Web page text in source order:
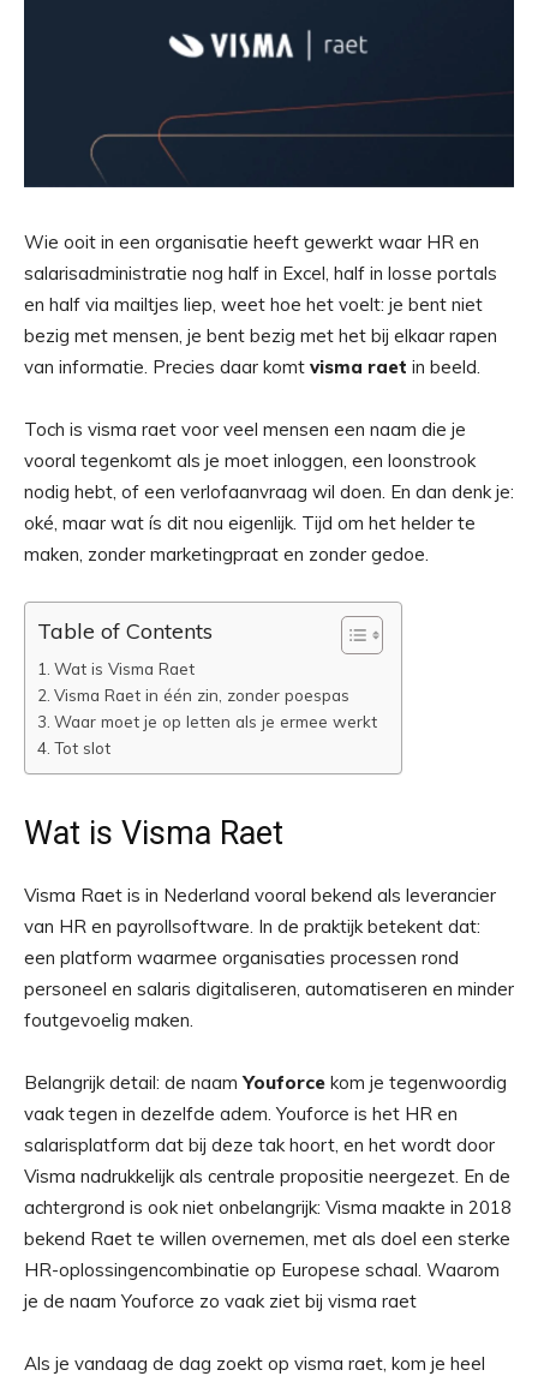
Wie ooit in een organisatie heeft gewerkt waar HR en
salarisadministratie nog half in Excel, half in losse portals
en half via mailtjes liep, weet hoe het voelt: je bent niet
bezig met mensen, je bent bezig met het bij elkaar rapen
van informatie. Precies daar komt visma raet in beeld.
Toch is visma raet voor veel mensen een naam die je
vooral tegenkomt als je moet inloggen, een loonstrook
nodig hebt, of een verlofaanvraag wil doen. En dan denk je:
oké, maar wat ís dit nou eigenlijk. Tijd om het helder te
maken, zonder marketingpraat en zonder gedoe.
Table of Contents
Wat is Visma Raet
Visma Raet in één zin, zonder poespas
Waar moet je op letten als je ermee werkt
Tot slot
Wat is Visma Raet
Visma Raet is in Nederland vooral bekend als leverancier
van HR en payrollsoftware. In de praktijk betekent dat:
een platform waarmee organisaties processen rond
personeel en salaris digitaliseren, automatiseren en minder
foutgevoelig maken.
Belangrijk detail: de naamYouforce kom je tegenwoordig
vaak tegen in dezelfde adem. Youforce is het HR en
salarisplatform dat bij deze tak hoort, en het wordt door
Visma nadrukkelijk als centrale propositie neergezet. En de
achtergrond is ook niet onbelangrijk: Visma maakte in 2018
bekend Raet te willen overnemen, met als doel een sterke
HR-oplossingencombinatie op Europese schaal. Waarom
je de naam Youforce zo vaak ziet bij visma raet
Als je vandaag de dag zoekt op visma raet, kom je heel